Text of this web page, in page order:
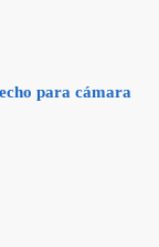
para cámara